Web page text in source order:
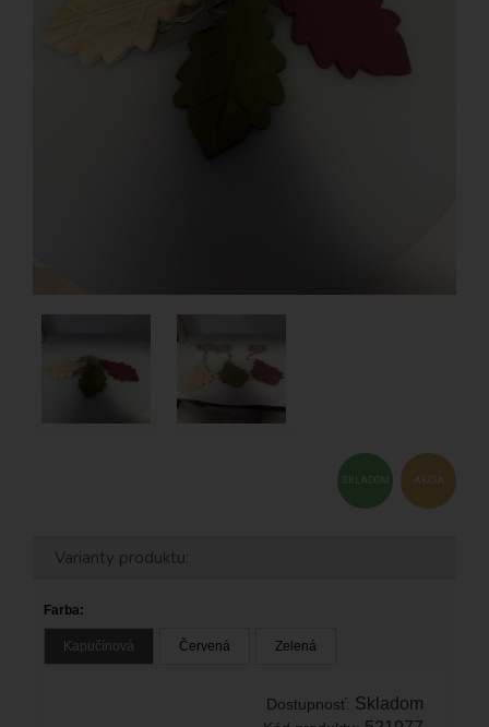
AKCIA
SKLADOM
Varianty produktu:
Farba:
Kapučínová Červená Zelená
Dostupnosť: Skladom